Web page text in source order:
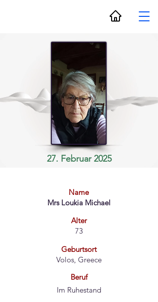
27. Februar 2025
Name
Mrs Loukia Michael
Alter
73
Geburtsort
Volos, Greece
Beruf
Im Ruhestand